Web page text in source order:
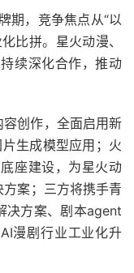
期，竞争焦点从“以
比拼。星火动漫、
续深化合作，推动
创作，全面启用新
生成模型应用；火
座建设，为星火动
案；三方将携手青
决方案、剧本agent
漫剧行业工业化升